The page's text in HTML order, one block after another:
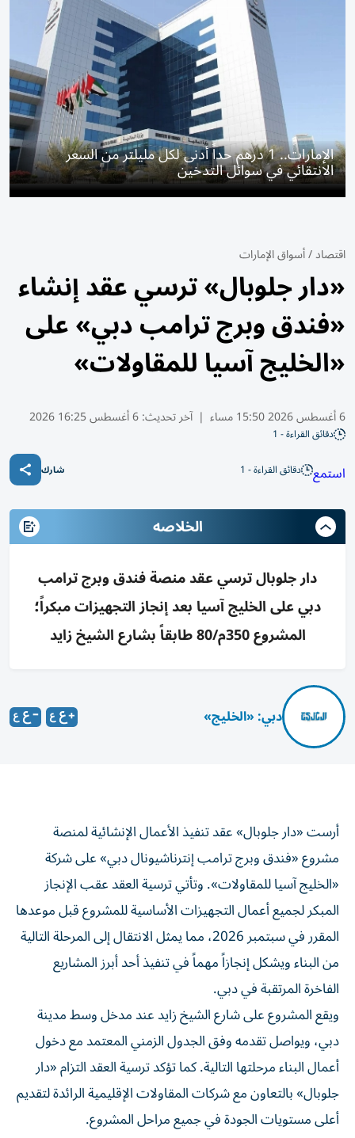
الإمارات.. 1 درهم حداً أدنى لكل مليلتر من السعر
الانتقائي في سوائل التدخين
اقتصاد/أسواق الإمارات
«دار جلوبال» ترسي عقد إنشاء
«فندق وبرج ترامب دبي» على
«الخليج آسيا للمقاولات»
6 أغسطس 2026 15:50 مساء | آخر تحديث:6 أغسطس 16:25 2026
دقائق القراءة - 1
استمع دقائق القراءة - 1 شارك
الخلاصه
دار جلوبال ترسي عقد منصة فندق وبرج ترامب
دبي على الخليج آسيا بعد إنجاز التجهيزات مبكراً؛
المشروع 350م/80 طابقاً بشارع الشيخ زايد
دبي: «الخليج»
أرست «دار جلوبال» عقد تنفيذ الأعمال الإنشائية لمنصة
مشروع «فندق وبرج ترامب إنترناشيونال دبي» على شركة
«الخليج آسيا للمقاولات». وتأتي ترسية العقد عقب الإنجاز
المبكر لجميع أعمال التجهيزات الأساسية للمشروع قبل موعدها
المقرر في سبتمبر 2026، مما يمثل الانتقال إلى المرحلة التالية
من البناء ويشكل إنجازاً مهماً في تنفيذ أحد أبرز المشاريع
الفاخرة المرتقبة في دبي.
ويقع المشروع على شارع الشيخ زايد عند مدخل وسط مدينة
دبي، ويواصل تقدمه وفق الجدول الزمني المعتمد مع دخول
أعمال البناء مرحلتها التالية. كما تؤكد ترسية العقد التزام «دار
جلوبال» بالتعاون مع شركات المقاولات الإقليمية الرائدة لتقديم
أعلى مستويات الجودة في جميع مراحل المشروع.